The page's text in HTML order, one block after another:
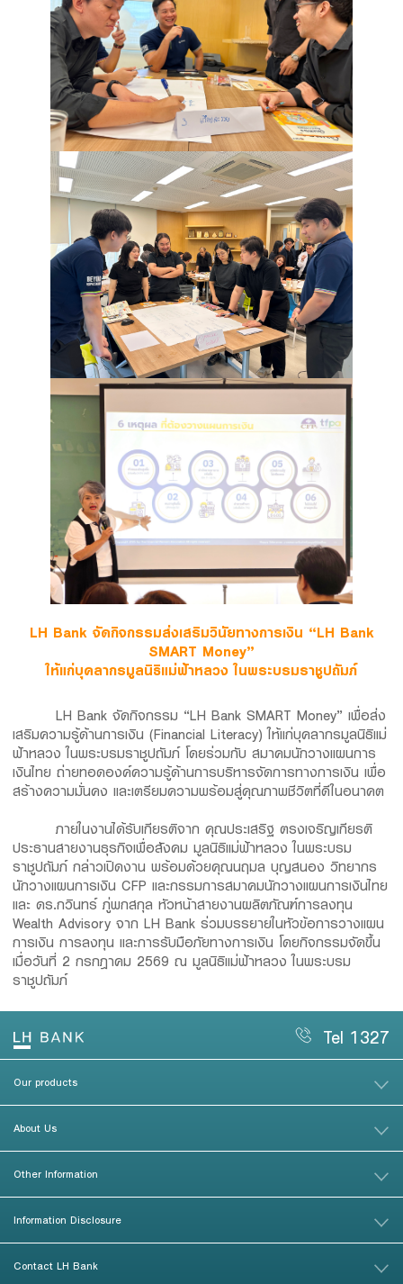
LH Bank จัดกิจกรรมส่งเสริมวินัยทางการเงิน “LH Bank
SMART Money”
ให้แก่บุคลากรมูลนิธิแม่ฟ้าหลวง ในพระบรมราชูปถัมภ์
LH Bank จัดกิจกรรม “LH Bank SMART Money” เพื่อส่ง
เสริมความรู้ด้านการเงิน (Financial Literacy) ให้แก่บุคลากรมูลนิธิแม่
ฟ้าหลวง ในพระบรมราชูปถัมภ์ โดยร่วมกับ สมาคมนักวางแผนการ
เงินไทย ถ่ายทอดองค์ความรู้ด้านการบริหารจัดการทางการเงิน เพื่อ
สร้างความมั่นคง และเตรียมความพร้อมสู่คุณภาพชีวิตที่ดีในอนาคต
ภายในงานได้รับเกียรติจาก คุณประเสริฐ ตรงเจริญเกียรติ
ประธานสายงานธุรกิจเพื่อสังคม มูลนิธิแม่ฟ้าหลวง ในพระบรม
ราชูปถัมภ์ กล่าวเปิดงาน พร้อมด้วยคุณนฤมล บุญสนอง วิทยากร
นักวางแผนการเงิน CFP และกรรมการสมาคมนักวางแผนการเงินไทย
และ ดร.กวินทร์ ภู่พกสกุล หัวหน้าสายงานผลิตภัณฑ์การลงทุน
Wealth Advisory จาก LH Bank ร่วมบรรยายในหัวข้อการวางแผน
การเงิน การลงทุน และการรับมือภัยทางการเงิน โดยกิจกรรมจัดขึ้น
เมื่อวันที่ 2 กรกฎาคม 2569 ณ มูลนิธิแม่ฟ้าหลวง ในพระบรม
ราชูปถัมภ์
Tel 1327
Our products
About Us
Other Information
Information Disclosure
Contact LH Bank